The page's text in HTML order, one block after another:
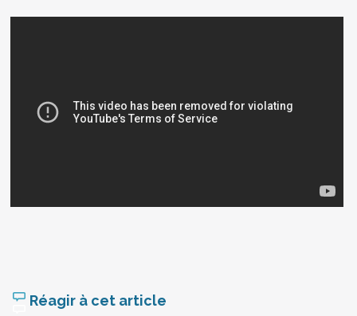
Réagir à cet article